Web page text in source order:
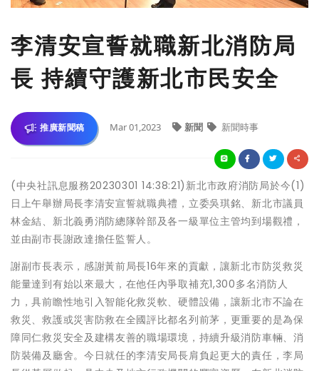
李清安宣誓就職新北消防局
長 持續守護新北市民安全
推廣新聞稿 Mar 01,2023 新聞 新聞時事
(中央社訊息服務20230301 14:38:21)新北市政府消防局於今(1)
日上午舉辦局長李清安宣誓就職典禮，立委吳琪銘、新北市議員
林金結、新北義勇消防總隊幹部及各一級單位主管均到場觀禮，
並由副市長謝政達擔任監誓人。
謝副市長表示，感謝黃前局長16年來的貢獻，讓新北市防災救災
能量達到有始以來最大，在他任內爭取補充1,300多名消防人
力，具前瞻性地引入智能化救災軟、硬體設備，讓新北市不論在
救災、救護或災害防救在全國評比都名列前茅，更重要的是為保
障同仁救災安全及建構友善的職場環境，持續升級消防車輛、消
防裝備及廳舍。今日就任的李清安局長肩負起更大的責任，李局